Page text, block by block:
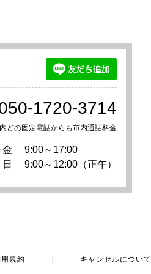
1720-3714
どの固定電話からも市内通話料金
金
9:00～17:00
9:00～12:00（正午）
規約 キャンセルについて